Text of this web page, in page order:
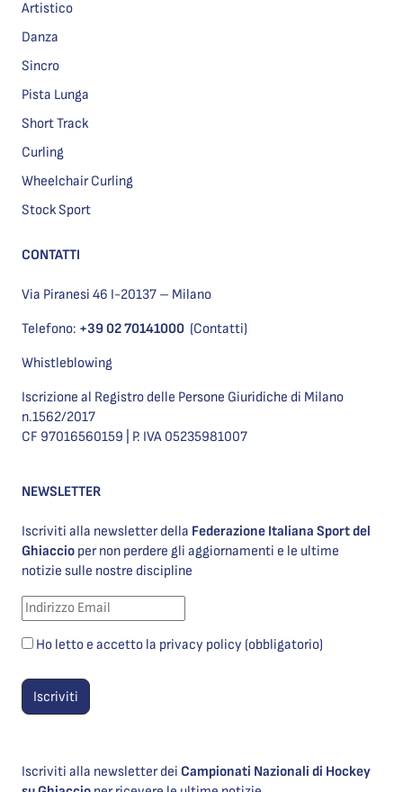
Artistico
Danza
Sincro
Pista Lunga
Short Track
Curling
Wheelchair Curling
Stock Sport
CONTATTI
Via Piranesi 46 I-20137 – Milano
Telefono: +39 02 70141000 (Contatti)
Whistleblowing
Iscrizione al Registro delle Persone Giuridiche di Milano
n.1562/2017
CF 97016560159 | P. IVA 05235981007
NEWSLETTER
Iscriviti alla newsletter della Federazione Italiana Sport del
Ghiaccio per non perdere gli aggiornamenti e le ultime
notizie sulle nostre discipline
Ho letto e accetto la privacy policy (obbligatorio)
Iscriviti alla newsletter dei Campionati Nazionali di Hockey